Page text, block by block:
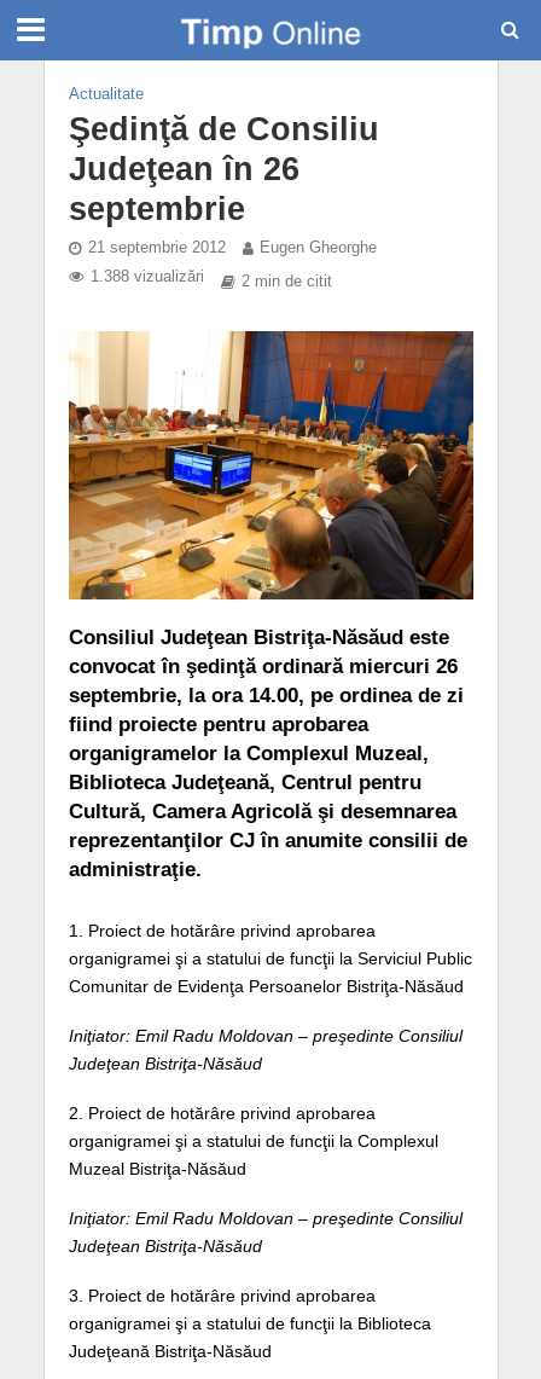
Actualitate
Şedinţă de Consiliu
Judeţean în 26
septembrie
21 septembrie 2012
Eugen Gheorghe
1.388 vizualizări
2 min de citit
Consiliul Judeţean Bistriţa-Năsăud este
convocat în şedinţă ordinară miercuri 26
septembrie, la ora 14.00, pe ordinea de zi
fiind proiecte pentru aprobarea
organigramelor la Complexul Muzeal,
Biblioteca Judeţeană, Centrul pentru
Cultură, Camera Agricolă şi desemnarea
reprezentanţilor CJ în anumite consilii de
administraţie.
1. Proiect de hotărâre privind aprobarea
organigramei şi a statului de funcţii la Serviciul Public
Comunitar de Evidenţa Persoanelor Bistriţa-Năsăud
Iniţiator: Emil Radu Moldovan – preşedinte Consiliul
Judeţean Bistriţa-Năsăud
2. Proiect de hotărâre privind aprobarea
organigramei şi a statului de funcţii la Complexul
Muzeal Bistriţa-Năsăud
Iniţiator: Emil Radu Moldovan – preşedinte Consiliul
Judeţean Bistriţa-Năsăud
3. Proiect de hotărâre privind aprobarea
organigramei şi a statului de funcţii la Biblioteca
Judeţeană Bistriţa-Năsăud